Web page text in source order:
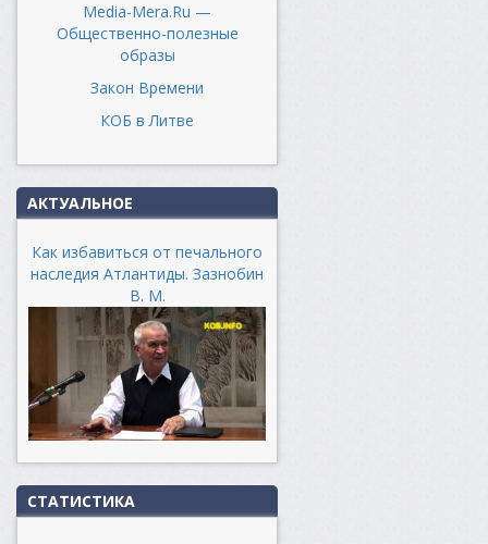
Media-Mera.Ru —
Общественно-полезные
образы
Закон Времени
КОБ в Литве
АКТУАЛЬНОЕ
Как избавиться от печального
наследия Атлантиды. Зазнобин
В. М.
СТАТИСТИКА